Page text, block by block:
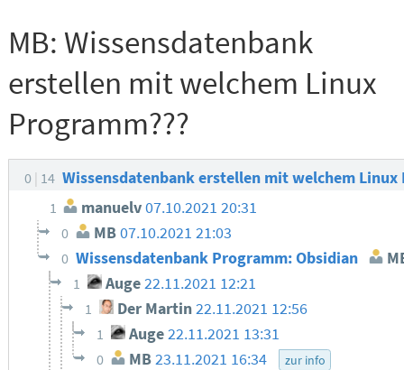
MB: Wissensdatenbank
erstellen mit welchem Linux
Programm???
0 14 Wissensdatenbank erstellen mit welchem Linux
1 manuelv07.10.2021 20:31
0 MB 07.10.2021 21:03
0 Wissensdatenbank Programm: Obsidian
1 Auge22.11.2021 12:21
1 Der Martin22.11.2021 12:56
1 Auge22.11.2021 13:31
0 MB23.11.2021 16:34 zur info